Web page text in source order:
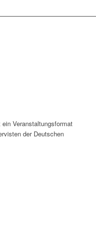
Veranstaltungsformat
der Deutschen